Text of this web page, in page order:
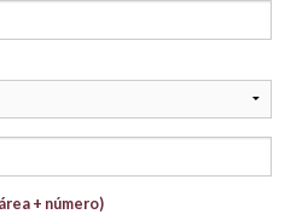
+ número)